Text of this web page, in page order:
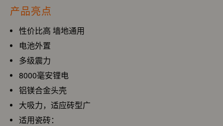
产品亮点
性价比高 墙地通用
电池外置
多级震力
8000毫安锂电
铝镁合金头壳
大吸力，适应砖型广
适用瓷砖：